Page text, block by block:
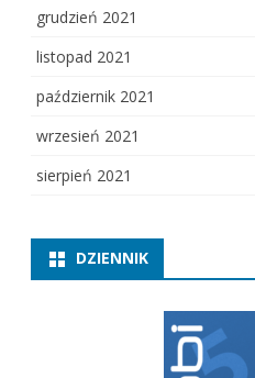
grudzień 2021
listopad 2021
październik 2021
wrzesień 2021
sierpień 2021
DZIENNIK